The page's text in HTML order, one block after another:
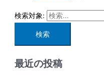
検索対象:
最近の投稿